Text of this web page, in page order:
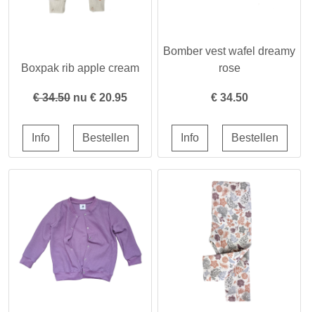
Boxpak rib apple cream
€ 34.50 nu € 20.95
Bomber vest wafel dreamy
rose
€ 34.50